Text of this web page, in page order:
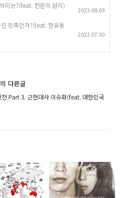
미는?(feat. 천문의 원리)
2023.08.09
민족인가?(feat. 한유동
2023.07.30
다른글
전 Part 3. 근현대사 이슈화(feat. 대한민국